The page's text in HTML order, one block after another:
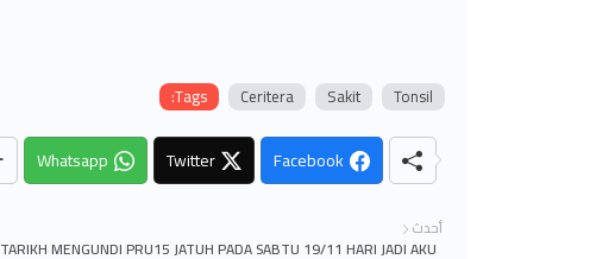
Tags: Ceritera Sakit Tonsil
Facebook
Twitter
Whatsapp
أحدث
TARIKH MENGUNDI PRU15 JATUH PADA SABTU 19/11 HARI JADI AKU